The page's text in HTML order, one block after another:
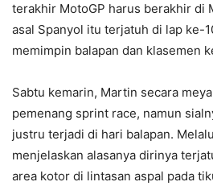
terakhir MotoGP harus berakhir di
asal Spanyol itu terjatuh di lap ke-
memimpin balapan dan klasemen
Sabtu kemarin, Martin secara
pemenang sprint race, namun
justru terjadi di hari balapan.
menjelaskan alasanya dirinya
area kotor di lintasan aspal pada